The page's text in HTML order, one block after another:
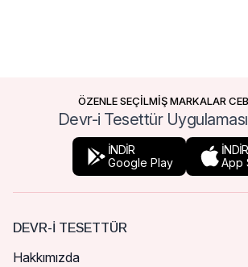
ÖZENLE SEÇİLMİŞ MARKALAR
Devr-i Tesettür
İNDİR
Google Play
İNDİR
App
DEVR-I TESETTÜR
Hakkımızda